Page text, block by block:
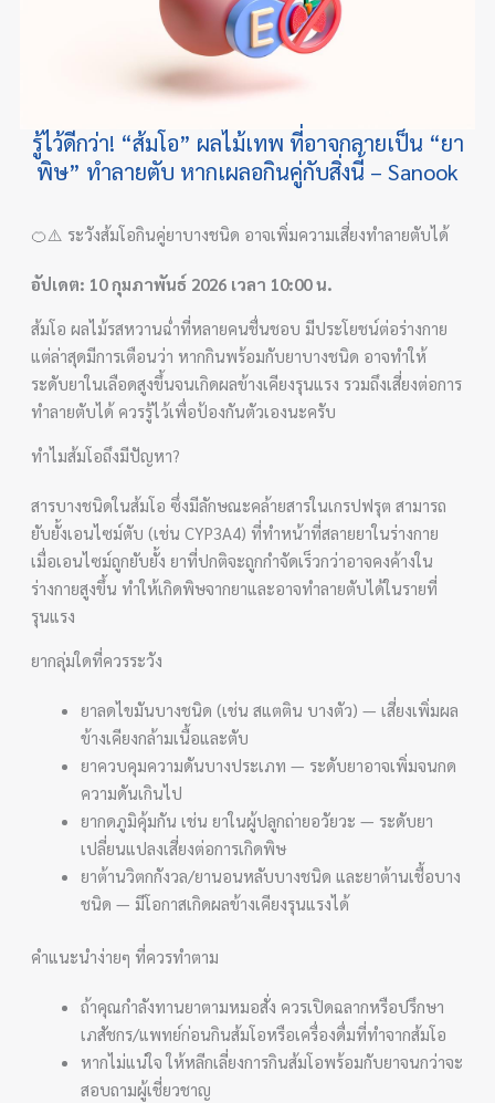
รู้ไว้ดีกว่า! “ส้มโอ” ผลไม้เทพ ที่อาจกลายเป็น “ยา
พิษ” ทำลายตับ หากเผลอกินคู่กับสิ่งนี้ – Sanook
🍊⚠️ ระวังส้มโอกินคู่ยาบางชนิด อาจเพิ่มความเสี่ยงทำลายตับได้
อัปเดต: 10 กุมภาพันธ์ 2026 เวลา 10:00 น.
ส้มโอ ผลไม้รสหวานฉ่ำที่หลายคนชื่นชอบ มีประโยชน์ต่อร่างกาย
แต่ล่าสุดมีการเตือนว่า หากกินพร้อมกับยาบางชนิด อาจทำให้
ระดับยาในเลือดสูงขึ้นจนเกิดผลข้างเคียงรุนแรง รวมถึงเสี่ยงต่อการ
ทำลายตับได้ ควรรู้ไว้เพื่อป้องกันตัวเองนะครับ
ทำไมส้มโอถึงมีปัญหา?
สารบางชนิดในส้มโอ ซึ่งมีลักษณะคล้ายสารในเกรปฟรุต สามารถ
ยับยั้งเอนไซม์ตับ (เช่น CYP3A4) ที่ทำหน้าที่สลายยาในร่างกาย
เมื่อเอนไซม์ถูกยับยั้ง ยาที่ปกติจะถูกกำจัดเร็วกว่าอาจคงค้างใน
ร่างกายสูงขึ้น ทำให้เกิดพิษจากยาและอาจทำลายตับได้ในรายที่
รุนแรง
ยากลุ่มใดที่ควรระวัง
ยาลดไขมันบางชนิด (เช่น สแตติน บางตัว) — เสี่ยงเพิ่มผล
ข้างเคียงกล้ามเนื้อและตับ
ยาควบคุมความดันบางประเภท — ระดับยาอาจเพิ่มจนกด
ความดันเกินไป
ยากดภูมิคุ้มกัน เช่น ยาในผู้ปลูกถ่ายอวัยวะ — ระดับยา
เปลี่ยนแปลงเสี่ยงต่อการเกิดพิษ
ยาต้านวิตกกังวล/ยานอนหลับบางชนิด และยาต้านเชื้อบาง
ชนิด — มีโอกาสเกิดผลข้างเคียงรุนแรงได้
คำแนะนำง่ายๆ ที่ควรทำตาม
ถ้าคุณกำลังทานยาตามหมอสั่ง ควรเปิดฉลากหรือปรึกษา
เภสัชกร/แพทย์ก่อนกินส้มโอหรือเครื่องดื่มที่ทำจากส้มโอ
หากไม่แน่ใจ ให้หลีกเลี่ยงการกินส้มโอพร้อมกับยาจนกว่าจะ
สอบถามผู้เชี่ยวชาญ